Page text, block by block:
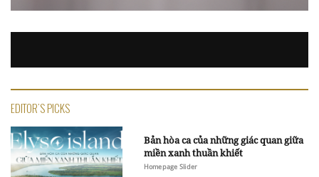
EDITOR'S PICKS
Bản hòa ca của những giác quan giữa
miền xanh thuần khiết
Homepage Slider